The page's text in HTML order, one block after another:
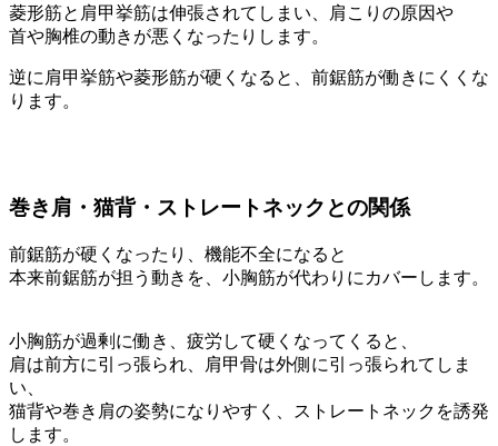
菱形筋と肩甲挙筋は伸張されてしまい、肩こりの原因や
首や胸椎の動きが悪くなったりします。
逆に肩甲挙筋や菱形筋が硬くなると、前鋸筋が働きにくくな
ります。
巻き肩・猫背・ストレートネックとの関係
前鋸筋が硬くなったり、機能不全になると
本来前鋸筋が担う動きを、小胸筋が代わりにカバーします。
小胸筋が過剰に働き、疲労して硬くなってくると、
肩は前方に引っ張られ、肩甲骨は外側に引っ張られてしま
い、
猫背や巻き肩の姿勢になりやすく、ストレートネックを誘発
します。